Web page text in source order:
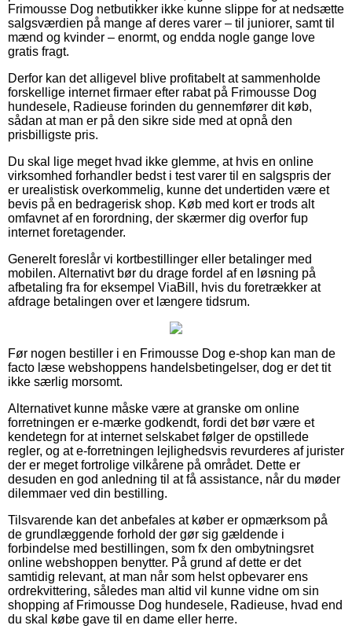
Frimousse Dog netbutikker ikke kunne slippe for at nedsætte
salgsværdien på mange af deres varer – til juniorer, samt til
mænd og kvinder – enormt, og endda nogle gange love
gratis fragt.
Derfor kan det alligevel blive profitabelt at sammenholde
forskellige internet firmaer efter rabat på Frimousse Dog
hundesele, Radieuse forinden du gennemfører dit køb,
sådan at man er på den sikre side med at opnå den
prisbilligste pris.
Du skal lige meget hvad ikke glemme, at hvis en online
virksomhed forhandler bedst i test varer til en salgspris der
er urealistisk overkommelig, kunne det undertiden være et
bevis på en bedragerisk shop. Køb med kort er trods alt
omfavnet af en forordning, der skærmer dig overfor fup
internet foretagender.
Generelt foreslår vi kortbestillinger eller betalinger med
mobilen. Alternativt bør du drage fordel af en løsning på
afbetaling fra for eksempel ViaBill, hvis du foretrækker at
afdrage betalingen over et længere tidsrum.
Før nogen bestiller i en Frimousse Dog e-shop kan man de
facto læse webshoppens handelsbetingelser, dog er det tit
ikke særlig morsomt.
Alternativet kunne måske være at granske om online
forretningen er e-mærke godkendt, fordi det bør være et
kendetegn for at internet selskabet følger de opstillede
regler, og at e-forretningen lejlighedsvis revurderes af jurister
der er meget fortrolige vilkårene på området. Dette er
desuden en god anledning til at få assistance, når du møder
dilemmaer ved din bestilling.
Tilsvarende kan det anbefales at køber er opmærksom på
de grundlæggende forhold der gør sig gældende i
forbindelse med bestillingen, som fx den ombytningsret
online webshoppen benytter. På grund af dette er det
samtidig relevant, at man når som helst opbevarer ens
ordrekvittering, således man altid vil kunne vidne om sin
shopping af Frimousse Dog hundesele, Radieuse, hvad end
du skal købe gave til en dame eller herre.